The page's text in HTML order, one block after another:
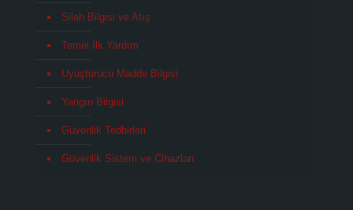
Silah Bilgisi ve Atış
Temel İlk Yardım
Uyuşturucu Madde Bilgisi
Yangın Bilgisi
Güvenlik Tedbirleri
Güvenlik Sistem ve Cihazları